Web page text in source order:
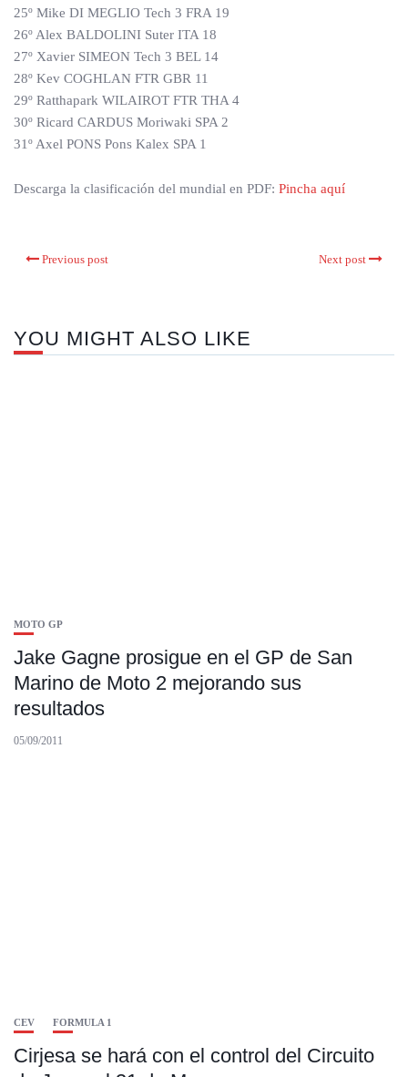
25º Mike DI MEGLIO Tech 3 FRA 19
26º Alex BALDOLINI Suter ITA 18
27º Xavier SIMEON Tech 3 BEL 14
28º Kev COGHLAN FTR GBR 11
29º Ratthapark WILAIROT FTR THA 4
30º Ricard CARDUS Moriwaki SPA 2
31º Axel PONS Pons Kalex SPA 1
Descarga la clasificación del mundial en PDF: Pincha aquí
Previous post Next post
YOU MIGHT ALSO LIKE
MOTO GP
Jake Gagne prosigue en el GP de San
Marino de Moto 2 mejorando sus
resultados
05/09/2011
CEV FORMULA 1
Cirjesa se hará con el control del Circuito